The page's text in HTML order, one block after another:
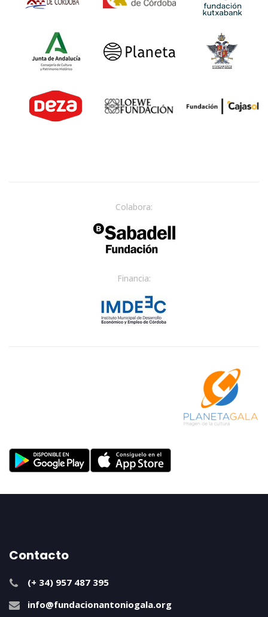
Colabora:
Financia:
Contacto
(+ 34) 957 487 395
info@fundacionantoniogala.org